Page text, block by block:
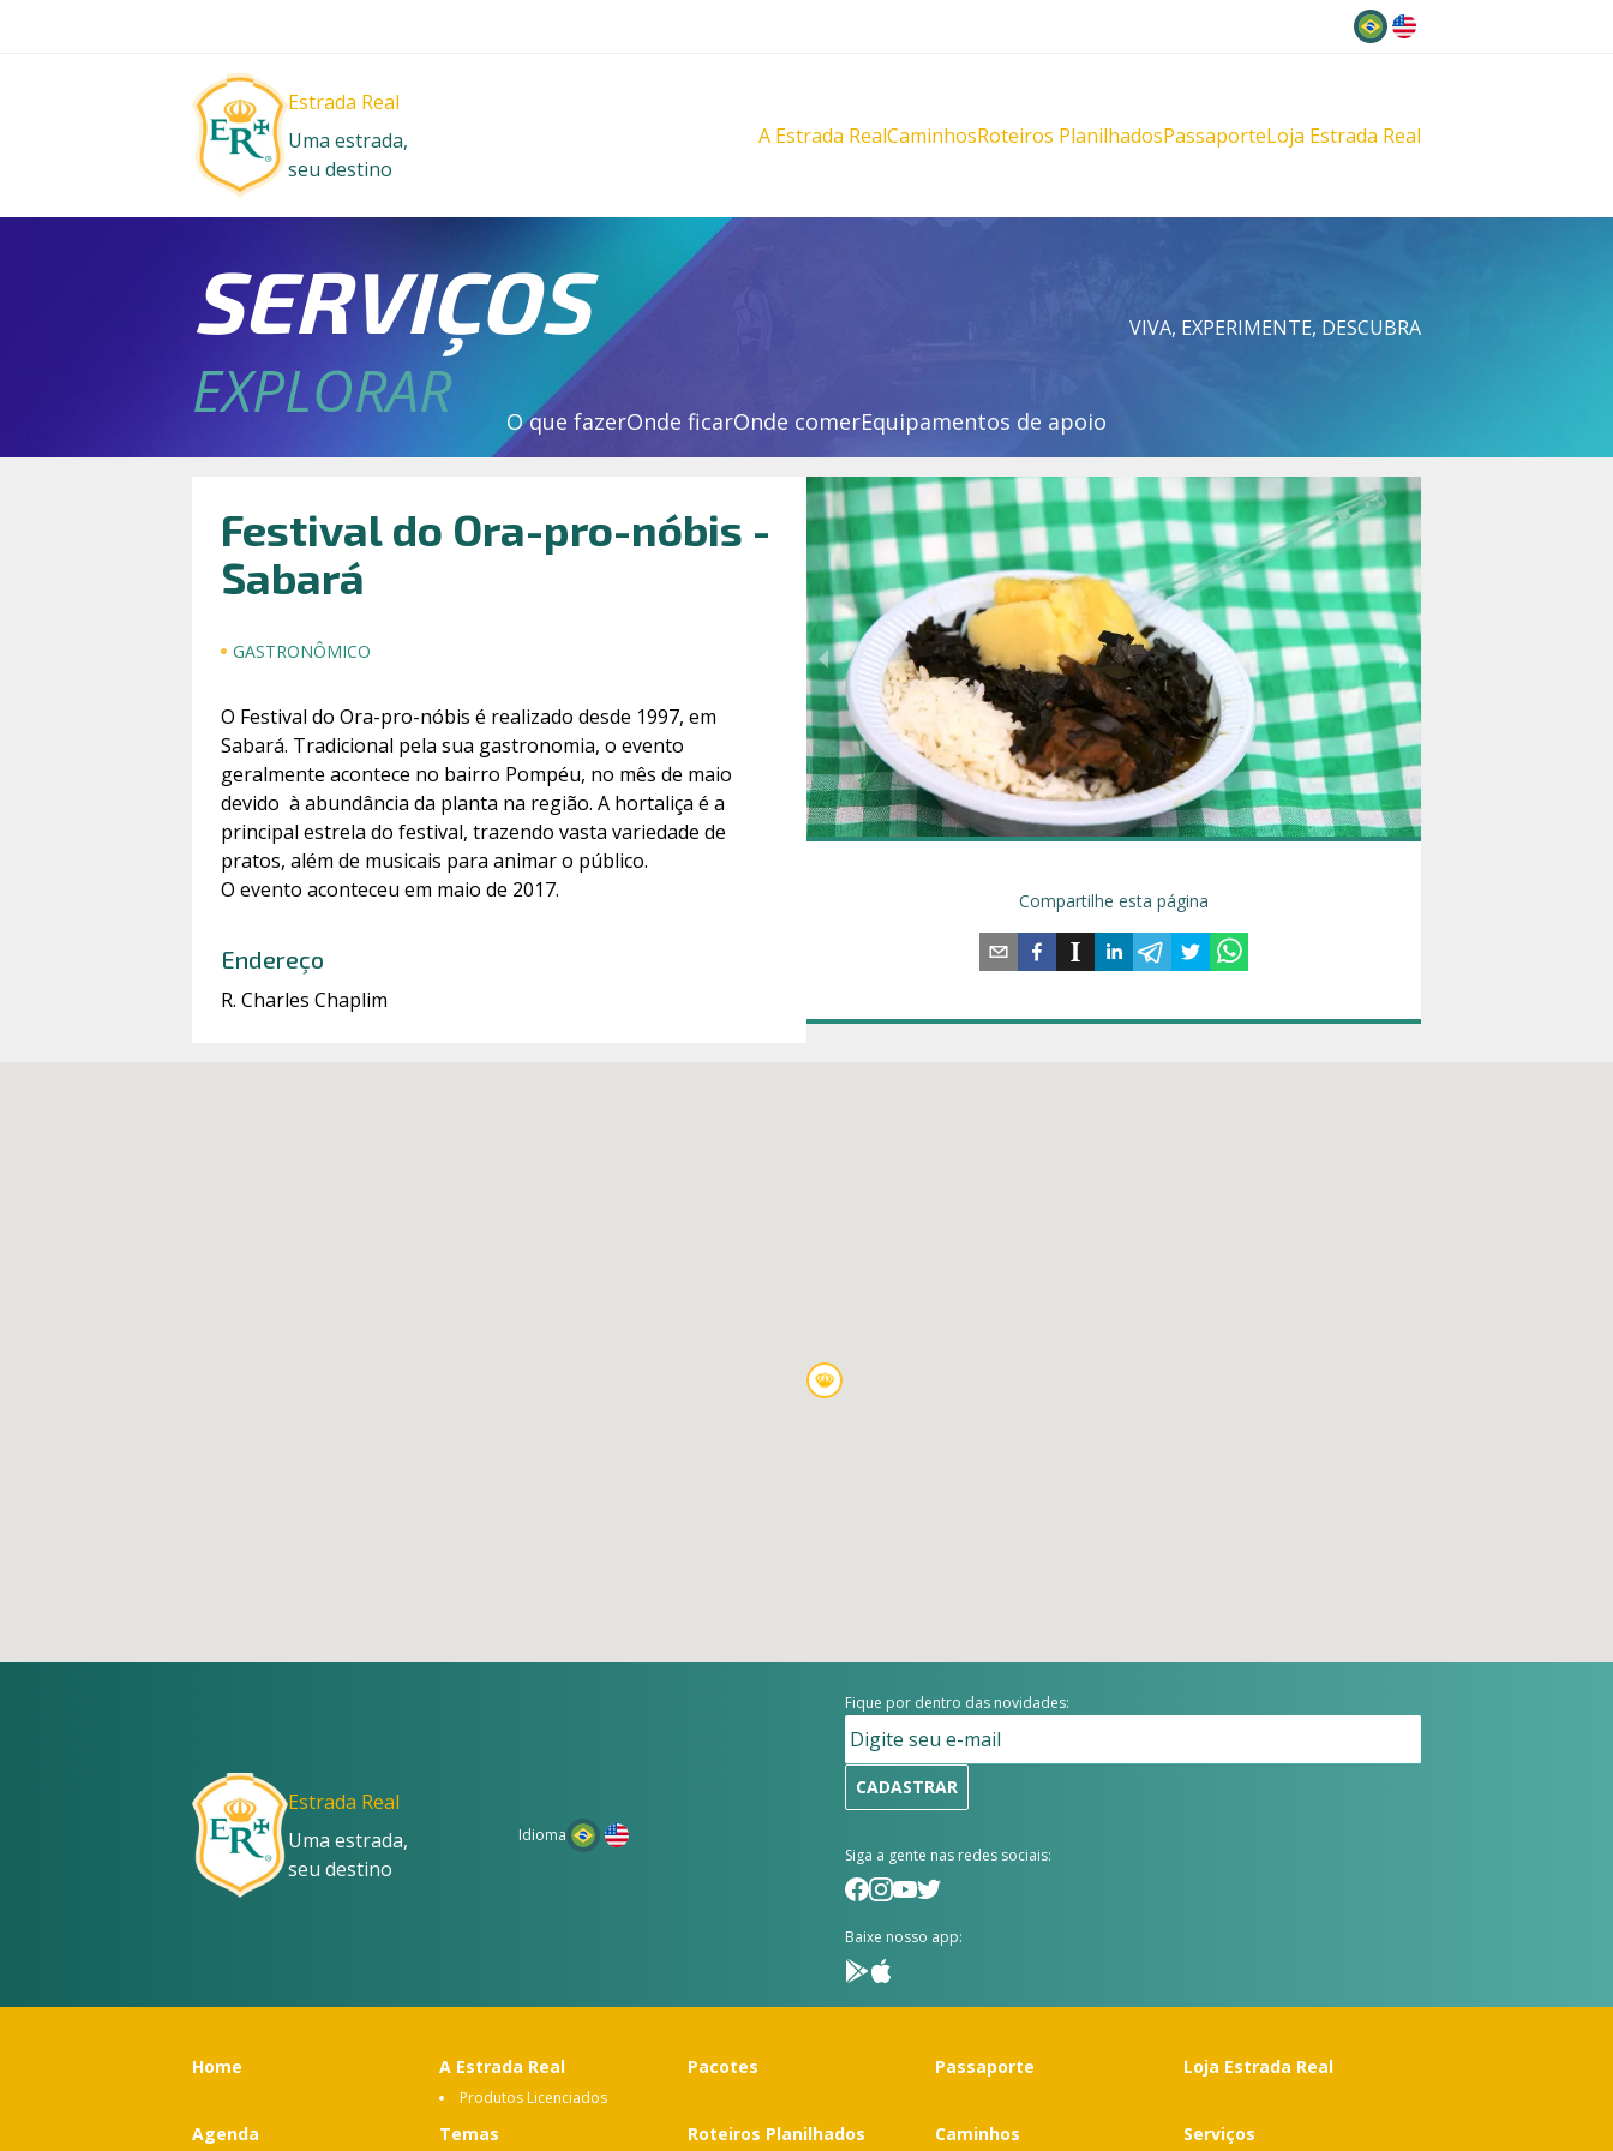
Estrada Real
Uma estrada,
seu destino
A Estrada RealCaminhosRoteiros PlanilhadosPassaporteLoja Estrada Real
SERVIÇOS VIVA, EXPERIMENTE, DESCUBRA
EXPLORAR O que fazerOnde ficarOnde comerEquipamentos de apoio
Festival do Ora-pro-nóbis -
Sabará
GASTRONÔMICO
O Festival do Ora-pro-nóbis é realizado desde 1997, em
Sabará. Tradicional pela sua gastronomia, o evento
geralmente acontece no bairro Pompéu, no mês de maio
devido à abundância da planta na região. A hortaliça é a
principal estrela do festival, trazendo vasta variedade de
pratos, além de musicais para animar o público.
O evento aconteceu em maio de 2017.
Endereço
R. Charles Chaplim
Compartilhe esta página
Estrada Real
Uma estrada,
seu destino
Idioma
Fique por dentro das novidades:
CADASTRAR
Siga a gente nas redes sociais:
Baixe nosso app:
Home A Estrada Real
Produtos Licenciados
Pacotes Passaporte Loja Estrada Real
Agenda Temas Roteiros Planilhados Caminhos Serviços